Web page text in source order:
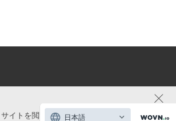
イトを閲覧いただく際には、クッキーの使用
日本語